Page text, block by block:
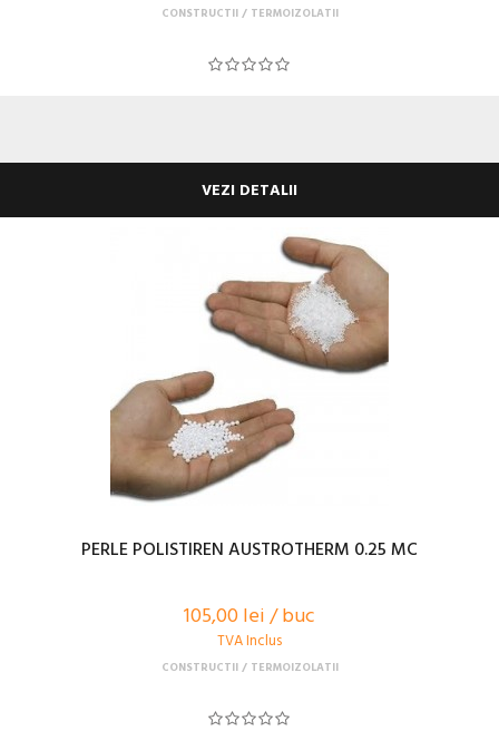
CONSTRUCTII TERMOIZOLATII
VEZI DETALII
PERLE POLISTIREN AUSTROTHERM 0.25 MC
105,00 lei / buc
TVA Inclus
CONSTRUCTII TERMOIZOLATII